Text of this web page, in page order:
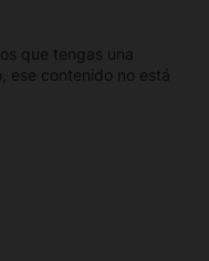
que tengas una
ese contenido no está